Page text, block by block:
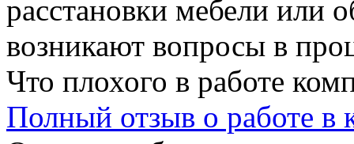
расстановки мебели или
возникают вопросы в
Что плохого в работе
Полный отзыв о работе в